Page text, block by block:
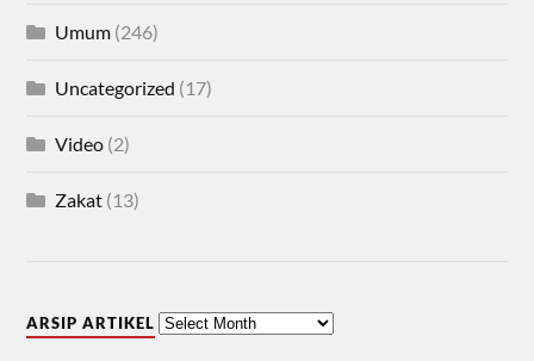
Umum (246)
Uncategorized (17)
Video (2)
Zakat (13)
ARSIP ARTIKEL